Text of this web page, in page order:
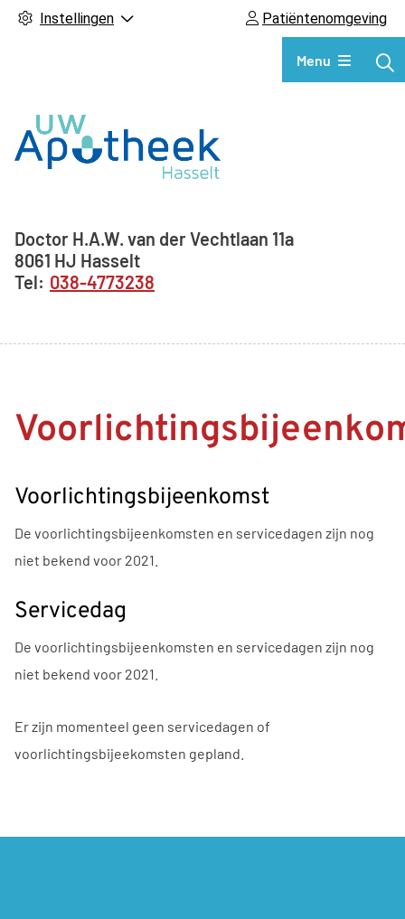
Instellingen Patiëntenomgeving
Hoofdmenu
Menu
Adresgegevens
Doctor H.A.W. van der Vechtlaan 11a
8061 HJ Hasselt
038-4773238
Voorlichtingsbijeenkomst
De voorlichtingsbijeenkomsten en servicedagen zijn nog
niet bekend voor 2021.
Servicedag
De voorlichtingsbijeenkomsten en servicedagen zijn nog
niet bekend voor 2021.
Er zijn momenteel geen servicedagen of
voorlichtingsbijeekomsten gepland.